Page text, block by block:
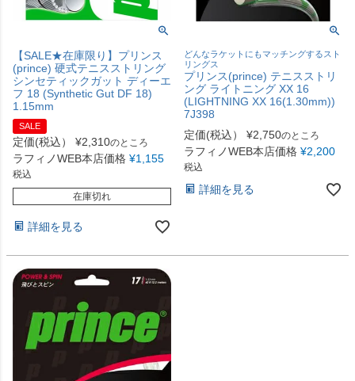
【SALE★在庫限り】プリンス
(prince) 硬式テニスストリング
シンセティックガット ディーエ
フ 18 (Synthetic Gut DF 18)
1.15mm
SALE
定価(税込） ¥2,310のところ
ラフィノWEB本店価格 ¥1,155
税込
在庫切れ
詳細を見る
どんなラケットにもマッチングするスト
リングス
プリンス(prince) テニスストリ
ング ライトニング XX 16
(LIGHTNING XX 16(1.30mm))
7J398
定価(税込）
¥2,750のところ
ラフィノWEB本店価格 ¥2,200
税込
詳細を見る